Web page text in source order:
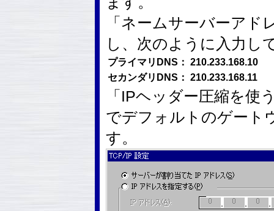
「ネームサーバーア
し、次のように入力し
プライマリDNS： 210.233.168.10
セカンダリDNS： 210.233.168.11
「IPヘッダー圧縮を使
でデフォルトのゲート
す。